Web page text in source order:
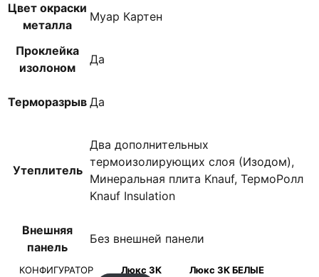
Цвет окраски
металла
Муар Картен
Проклейка
изолоном
Да
Терморазрыв Да
Утеплитель
Два дополнительных
термоизолирующих слоя (Изодом),
Минеральная плита Knauf, ТермоРолл
Knauf Insulation
Внешняя
панель
Без внешней панели
КОНФИГУРАТОР Люкс 3К
Люкс 3К БЕЛЫЕ